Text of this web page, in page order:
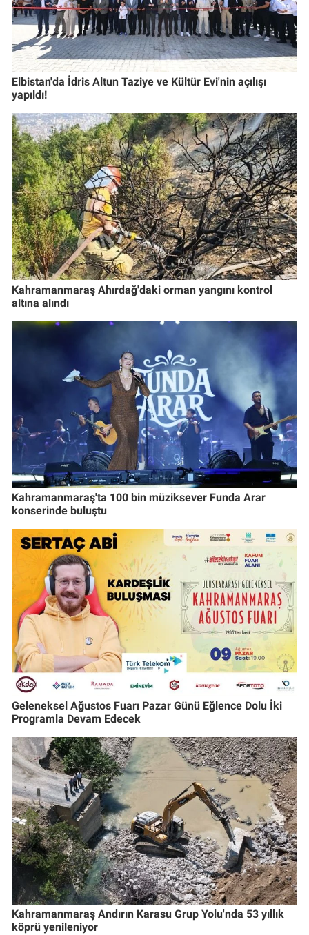
Elbistan'da İdris Altun Taziye ve Kültür Evi'nin açılışı
yapıldı!
Kahramanmaraş Ahırdağ'daki orman yangını kontrol
altına alındı
Kahramanmaraş'ta 100 bin müziksever Funda Arar
konserinde buluştu
Geleneksel Ağustos Fuarı Pazar Günü Eğlence Dolu İki
Programla Devam Edecek
Kahramanmaraş Andırın Karasu Grup Yolu'nda 53 yıllık
köprü yenileniyor